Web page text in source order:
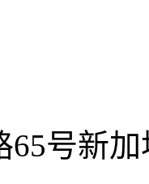
65号新